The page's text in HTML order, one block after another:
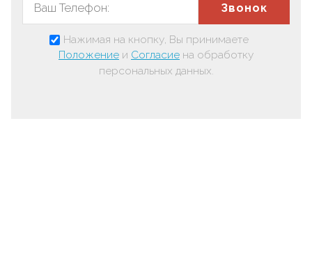
Звонок
Нажимая на кнопку, Вы принимаете
Положение и Согласие на обработку
персональных данных.